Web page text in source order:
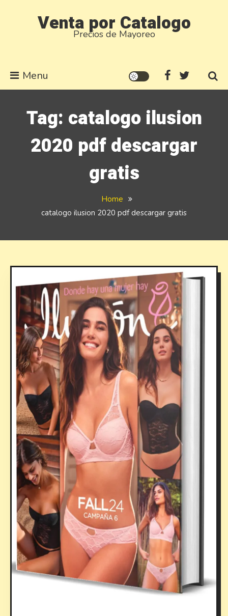
Venta por Catalogo
Precios de Mayoreo
Menu
Tag: catalogo ilusion
2020 pdf descargar
gratis
Home
catalogo ilusion 2020 pdf descargar gratis